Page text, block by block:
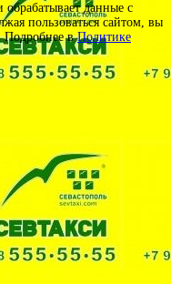
данные с
пользоваться сайтом, вы
Подробнее вПолитике